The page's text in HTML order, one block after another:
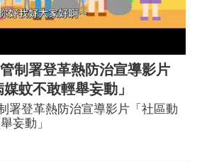
制署登革熱防治宣導影片
媒蚊不敢輕舉妄動」
署登革熱防治宣導影片「社區動
妄動」